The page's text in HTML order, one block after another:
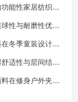
能性家居纺织品
性与耐磨性优化
冬季童装设计中
适性与层间结合
在修身户外夹克